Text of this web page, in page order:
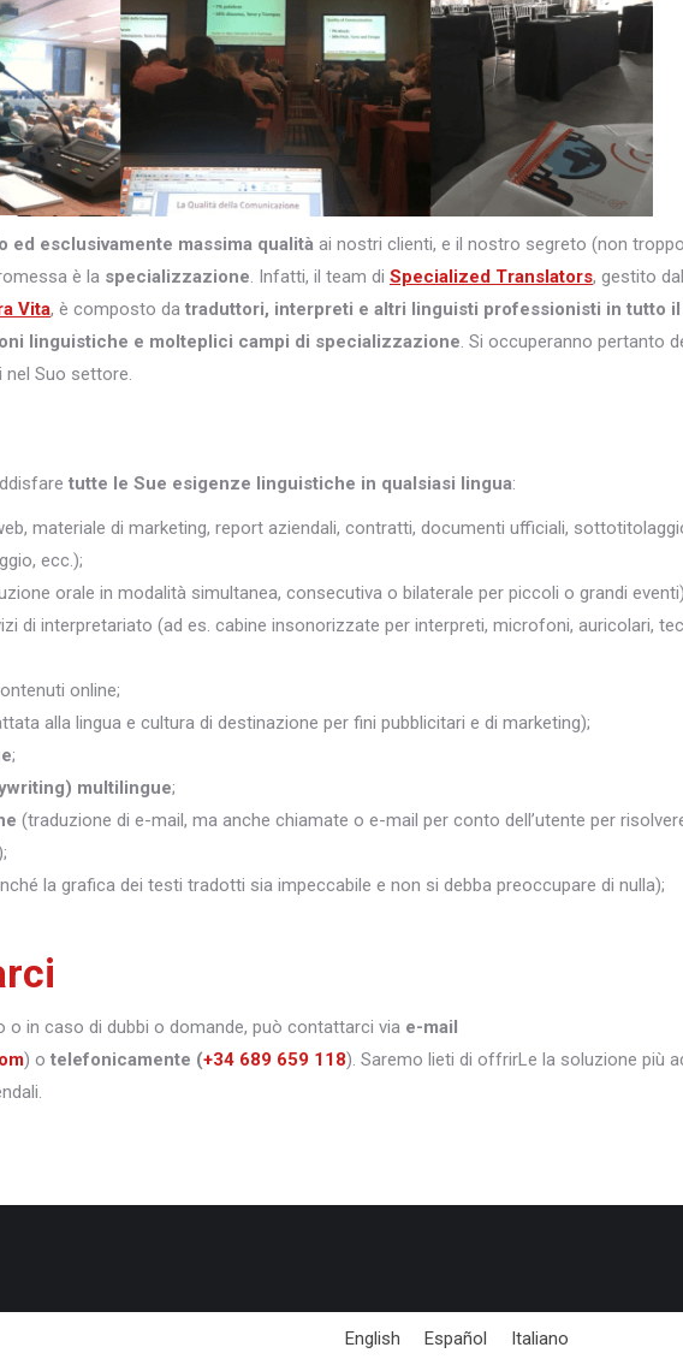
ed esclusivamente massima qualità ai nostri clienti, e il nostro segreto (non troppo
è la specializzazione . Infatti, il team di Specialized Translators, gestito
Vita, è composto da traduttori, interpreti e altri linguisti professionisti in tutto il
linguistiche e molteplici campi di specializzazione . Si occuperanno pertanto
Suo settore.
tutte le Sue esigenze linguistiche in qualsiasi lingua:
materiale di marketing, report aziendali, contratti, documenti ufficiali,
ecc.);
orale in modalità simultanea, consecutiva o bilaterale per piccoli o grandi
di interpretariato (ad es. cabine insonorizzate per interpreti, microfoni, auricolari,
online;
alla lingua e cultura di destinazione per fini pubblicitari e di marketing);
;
multilingue;
(traduzione di e-mail, ma anche chiamate o e-mail per conto dell’utente per
la grafica dei testi tradotti sia impeccabile e non si debba preoccupare di nulla);
o in caso di dubbi o domande, può contattarci via e-mail
) o telefonicamente (+34 689 659 118). Saremo lieti di offrirLe la soluzione più
English Español Italiano